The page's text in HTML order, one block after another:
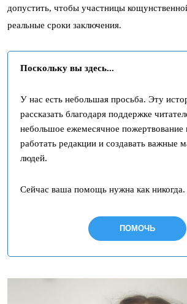
допустить, чтобы участницы
реальные сроки заключения.
Поскольку вы здесь...
У нас есть небольшая просьба. Эту
рассказать благодаря поддержке
небольшое ежемесячное пожертвование
работать редакции и создавать важные
людей.
Сейчас ваша помощь нужна как никогда.
ПОМОЧЬ